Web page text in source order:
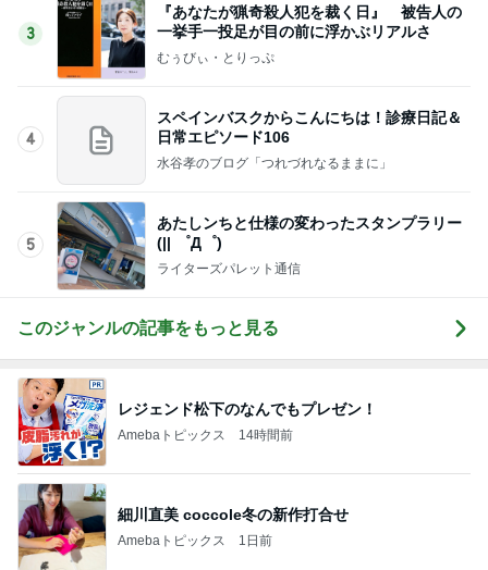
3
『あなたが猟奇殺人犯を裁く日』 被告人の
一挙手一投足が目の前に浮かぶリアルさ
むぅびぃ・とりっぷ
4
スペインバスクからこんにちは！診療日記＆
日常エピソード106
水谷孝のブログ「つれづれなるままに」
5
あたしンちと仕様の変わったスタンプラリー
(|| ゜Д゜)
ライターズパレット通信
このジャンルの記事をもっと見る
レジェンド松下のなんでもプレゼン！
Amebaトピックス 14時間前
細川直美 coccole冬の新作打合せ
Amebaトピックス 1日前